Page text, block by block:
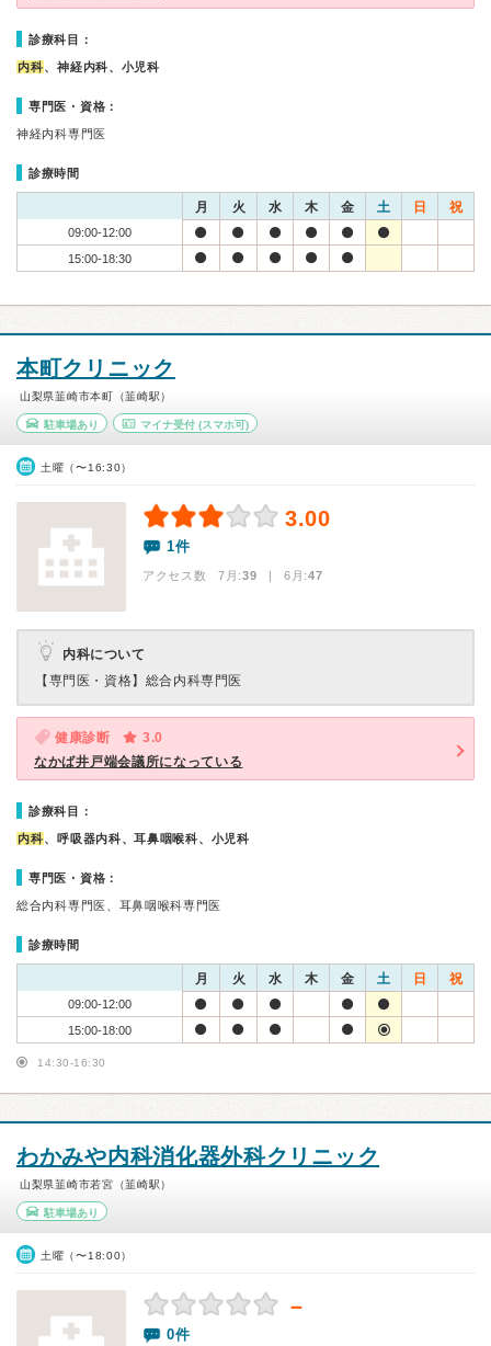
診療科目：
内科、神経内科、小児科
専門医・資格：
神経内科専門医
診療時間
月 火 水 木 金 土 日 祝
09:00-12:00
15:00-18:30
本町クリニック
山梨県韮崎市本町（韮崎駅）
駐車場あり マイナ受付(スマホ可)
土曜（〜16:30）
3.00
1件
アクセス数 7月:39 | 6月:47
内科について
【専門医・資格】 総合内科専門医
健康診断
3.0
なかば井戸端会議所になっている
診療科目：
内科、呼吸器内科、耳鼻咽喉科、小児科
専門医・資格：
総合内科専門医、耳鼻咽喉科専門医
診療時間
月 火 水 木 金 土 日 祝
09:00-12:00
15:00-18:00
14:30-16:30
わかみや内科消化器外科クリニック
山梨県韮崎市若宮（韮崎駅）
駐車場あり
土曜（〜18:00）
－
0件